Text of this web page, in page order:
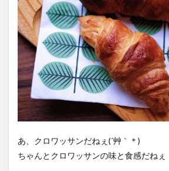
あ、クロワッサンだねぇ(´艸｀＊)
ちゃんとクロワッサンの味と食感だねぇ